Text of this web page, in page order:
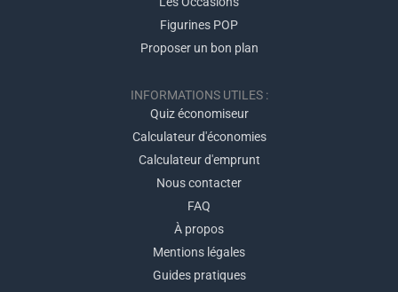
Figurines POP
Proposer un bon plan
INFORMATIONS UTILES :
Quiz économiseur
Calculateur d'économies
Calculateur d'emprunt
Nous contacter
FAQ
À propos
Mentions légales
Guides pratiques